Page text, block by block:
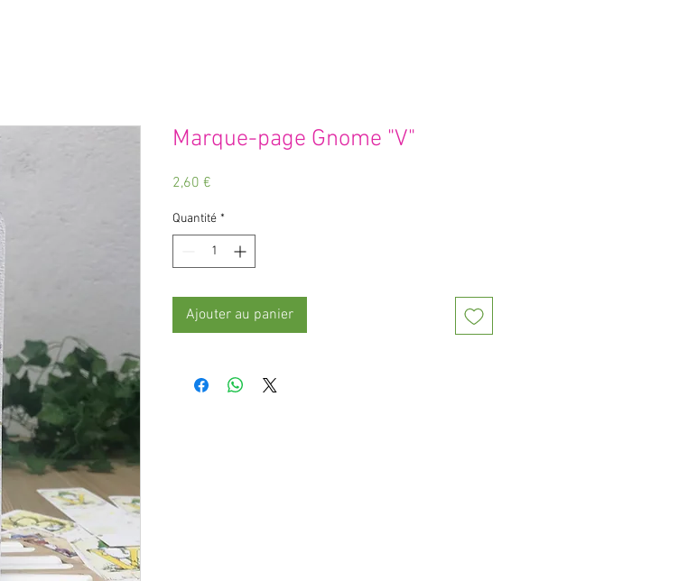
Marque-page Gnome "V"
2,60 €
Quantité *
Ajouter au panier